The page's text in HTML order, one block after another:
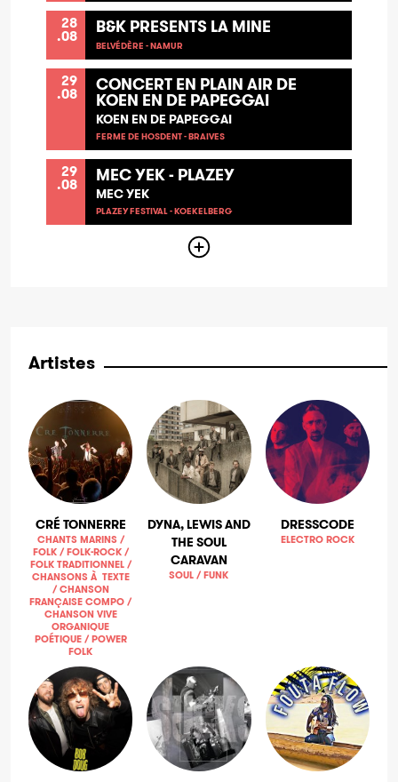
28
.08 B&K PRESENTS LA MINE
BELVÉDÈRE - NAMUR
29
.08 CONCERT EN PLAIN AIR DE
KOEN EN DE PAPEGGAI
KOEN EN DE PAPEGGAI
FERME DE HOSDENT - BRAIVES
29
.08 MEC YEK - PLAZEY
MEC YEK
PLAZEY FESTIVAL - KOEKELBERG
Artistes
CRÉ TONNERRE
CHANTS MARINS /
FOLK / FOLK-ROCK /
FOLK TRADITIONNEL /
CHANSONS À TEXTE
/ CHANSON
FRANÇAISE COMPO /
CHANSON VIVE
ORGANIQUE
POÉTIQUE / POWER
FOLK
DYNA, LEWIS AND
THE SOUL
CARAVAN
SOUL / FUNK
DRESSCODE
ELECTRO ROCK